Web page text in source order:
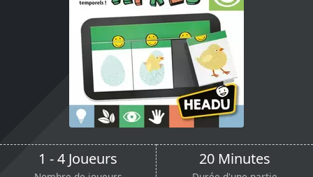
1 - 4 Joueurs 20 Minutes